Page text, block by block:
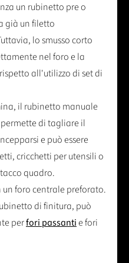
un rubinetto pre o
già un filetto
lo smusso corto
nel foro e la
all'utilizzo di set di
il rubinetto manuale
di tagliare il
e può essere
cricchetti per utensili o
quadro.
foro centrale preforato.
di finitura, può
perfori passantie fori